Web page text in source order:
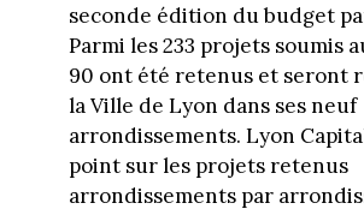
seconde édition du budget
Parmi les 233 projets soumis
90 ont été retenus et seront
la Ville de Lyon dans ses neuf
arrondissements. Lyon
point sur les projets retenus
arrondissements par